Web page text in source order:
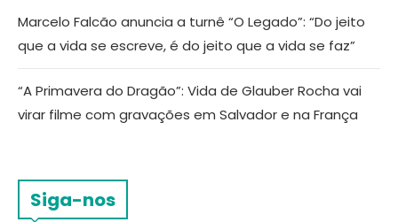
Marcelo Falcão anuncia a turnê “O Legado”: “Do jeito
que a vida se escreve, é do jeito que a vida se faz”
“A Primavera do Dragão”: Vida de Glauber Rocha vai
virar filme com gravações em Salvador e na França
Siga-nos